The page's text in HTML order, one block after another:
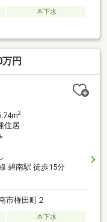
本下水
円
2
住居
碧南駅 徒歩15分
市権田町２
本下水